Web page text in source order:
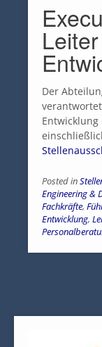
Der
Posted in
Engineering &
Fachkräfte,
Entwicklung,